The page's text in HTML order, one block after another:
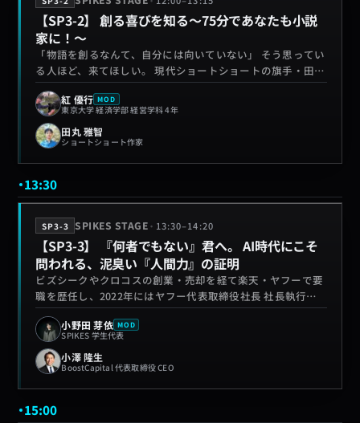
れで終わらせない。「明日、自分はどの領域に入り、何に張
るべきか」 ――あなたの具体的な“次の打ち手”が必ず見つか
る、熱狂の50分です。
【SP3-2】 創る喜びを知る〜75分であなたも小説
家に！〜
「物語を創るなんて、自分には向いていない」 そう思ってい
る人ほど、来てほしい。 現代ショートショートの旗手・田丸
雅智さんを迎え、発想し、言葉にし、短い小説として立ち上
げるまでを75分で体験する実践型セッション。 75分後、 あ
なたの手元にはひとつの物語が残る。 そして、その物語は、
きっと自分自身の見方も少し変えてくれる。
紅 優行 MOD
東京大学 経済学部 経営学科 4年
田丸 雅智
ショートショート作家
13:30
SP3-3 SPIKES STAGE· 13:30–14:20
【SP3-3】 『何者でもない』君へ。 AI時代にこそ
問われる、泥臭い『人間力』の証明
ビズシークやクロコスの創業・売却を経て楽天・ヤフーで要
職を歴任し、2022年にはヤフー代表取締役社長 社長執行役
員CEOに就任。現在はベンチャーキャピタル「Boost
Capital」代表として起業家支援に取り組む小澤隆生氏。 ゼ
ロからご自身の手でキャリアを切り拓いてこられた小澤氏だ
からこそ語れる、「当たり前をやり抜く執念」と「人脈の使
い方」を伝えます。 会場を出た瞬間、誰もが行動を起こした
くなる、SPIKESのクライマックスです。
小野田 芽依 MOD
SPIKES 学生代表
小澤 隆生
BoostCapital 代表取締役 CEO
15:00